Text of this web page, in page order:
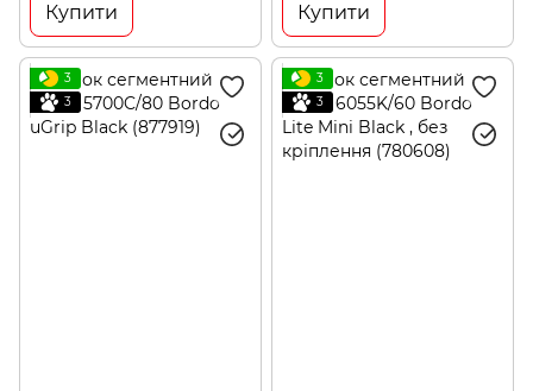
Купити Купити
3
3
3
3